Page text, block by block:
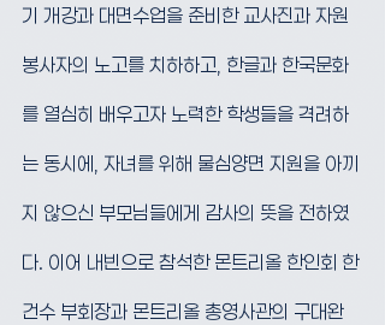
기 개강과 대면수업을 준비한 교사진과 자원
봉사자의 노고를 치하하고, 한글과 한국문화
를 열심히 배우고자 노력한 학생들을 격려하
는 동시에, 자녀를 위해 물심양면 지원을 아끼
지 않으신 부모님들에게 감사의 뜻을 전하였
다. 이어 내빈으로 참석한 몬트리올 한인회 한
건수 부회장과 몬트리올 총영사관의 구대완